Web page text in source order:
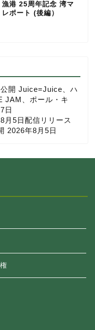
漁港 25周年記念 湾マ
ポート (後編）
開 Juice=Juice、ハ
JAM、ポール・キ
日
月5日配信リリース
2026年8月5日